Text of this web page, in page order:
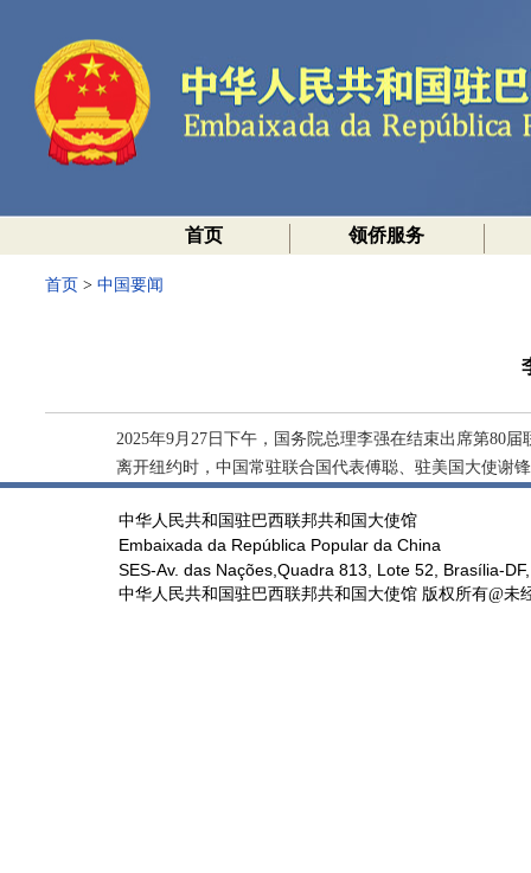
首页 领侨服务
首页 > 中国要闻
2025年9月27日下午，国务院总理李强在结束出席第80
离开纽约时，中国常驻联合国代表傅聪、驻美国大使谢
中华人民共和国驻巴西联邦共和国大使馆
Embaixada da República Popular da China
SES-Av. das Nações,Quadra 813, Lote 52, Brasília-
中华人民共和国驻巴西联邦共和国大使馆 版权所有@未